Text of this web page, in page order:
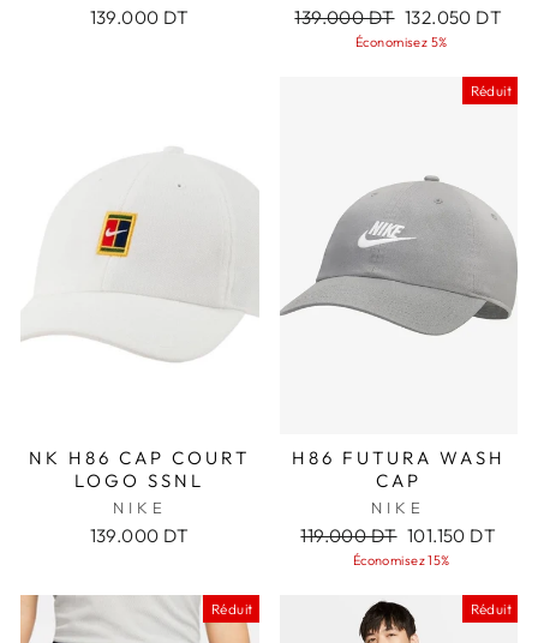
139.000 DT
Prix
régulier
139.000 DT Prix
réduit
132.050 DT
Économisez 5%
NK H86 CAP COURT
LOGO SSNL
NIKE
139.000 DT
Réduit
H86 FUTURA WASH
CAP
NIKE
Prix
régulier
119.000 DT Prix
réduit
101.150 DT
Économisez 15%
Réduit Réduit